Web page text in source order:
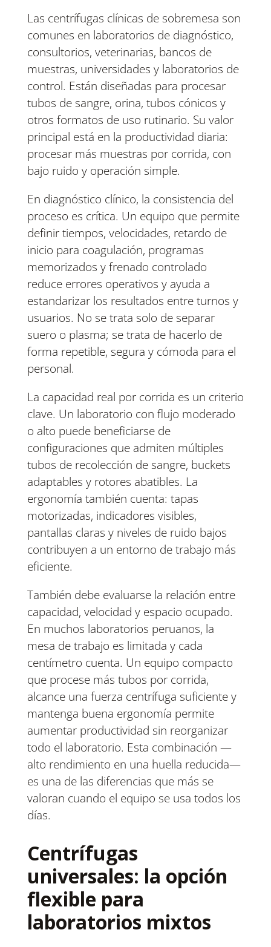
Las centrífugas clínicas de sobremesa son
comunes en laboratorios de diagnóstico,
consultorios, veterinarias, bancos de
muestras, universidades y laboratorios de
control. Están diseñadas para procesar
tubos de sangre, orina, tubos cónicos y
otros formatos de uso rutinario. Su valor
principal está en la productividad diaria:
procesar más muestras por corrida, con
bajo ruido y operación simple.
En diagnóstico clínico, la consistencia del
proceso es crítica. Un equipo que permite
definir tiempos, velocidades, retardo de
inicio para coagulación, programas
memorizados y frenado controlado
reduce errores operativos y ayuda a
estandarizar los resultados entre turnos y
usuarios. No se trata solo de separar
suero o plasma; se trata de hacerlo de
forma repetible, segura y cómoda para el
personal.
La capacidad real por corrida es un criterio
clave. Un laboratorio con flujo moderado
o alto puede beneficiarse de
configuraciones que admiten múltiples
tubos de recolección de sangre, buckets
adaptables y rotores abatibles. La
ergonomía también cuenta: tapas
motorizadas, indicadores visibles,
pantallas claras y niveles de ruido bajos
contribuyen a un entorno de trabajo más
eficiente.
También debe evaluarse la relación entre
capacidad, velocidad y espacio ocupado.
En muchos laboratorios peruanos, la
mesa de trabajo es limitada y cada
centímetro cuenta. Un equipo compacto
que procese más tubos por corrida,
alcance una fuerza centrífuga suficiente y
mantenga buena ergonomía permite
aumentar productividad sin reorganizar
todo el laboratorio. Esta combinación —
alto rendimiento en una huella reducida—
es una de las diferencias que más se
valoran cuando el equipo se usa todos los
días.
Centrífugas
universales: la opción
flexible para
laboratorios mixtos